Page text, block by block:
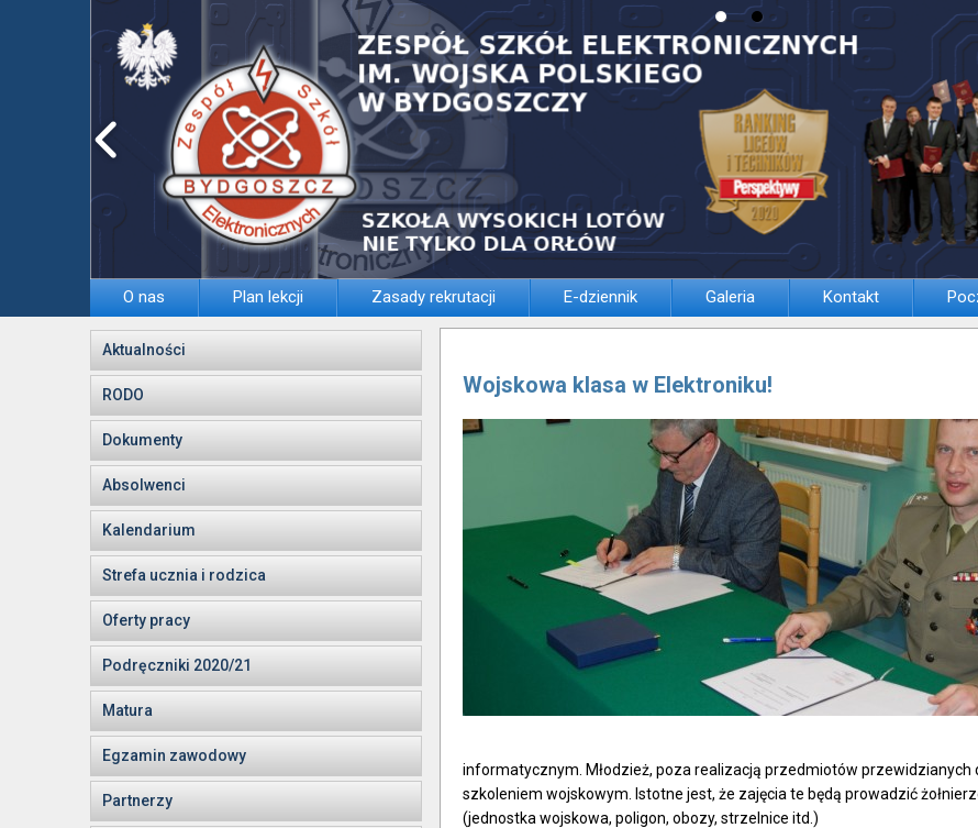
O nas Plan lekcji Zasady rekrutacji E-dziennik Galeria Kontakt
Aktualności
RODO
Dokumenty
Absolwenci
Kalendarium
Strefa ucznia i rodzica
Oferty pracy
Podręczniki 2020/21
Matura
Egzamin zawodowy
Partnerzy
Wojskowa klasa w Elektroniku!
informatycznym. Młodzież, poza realizacją przedmiotów
szkoleniem wojskowym. Istotne jest, że zajęcia te będą prowadzić
(jednostka wojskowa, poligon, obozy, strzelnice itd.)